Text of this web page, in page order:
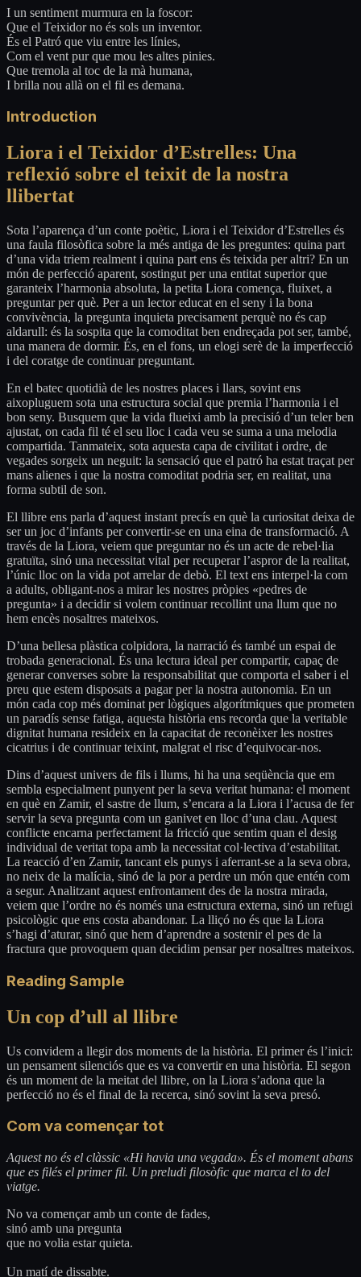
I un sentiment murmura en la foscor:
Que el Teixidor no és sols un inventor.
És el Patró que viu entre les línies,
Com el vent pur que mou les altes pinies.
Que tremola al toc de la mà humana,
I brilla nou allà on el fil es demana.
Introduction
Liora i el Teixidor d’Estrelles: Una
reflexió sobre el teixit de la nostra
llibertat
Sota l’aparença d’un conte poètic, Liora i el Teixidor d’Estrelles és
una faula filosòfica sobre la més antiga de les preguntes: quina part
d’una vida triem realment i quina part ens és teixida per altri? En un
món de perfecció aparent, sostingut per una entitat superior que
garanteix l’harmonia absoluta, la petita Liora comença, fluixet, a
preguntar per què. Per a un lector educat en el seny i la bona
convivència, la pregunta inquieta precisament perquè no és cap
aldarull: és la sospita que la comoditat ben endreçada pot ser, també,
una manera de dormir. És, en el fons, un elogi serè de la imperfecció
i del coratge de continuar preguntant.
En el batec quotidià de les nostres places i llars, sovint ens
aixopluguem sota una estructura social que premia l’harmonia i el
bon seny. Busquem que la vida flueixi amb la precisió d’un teler ben
ajustat, on cada fil té el seu lloc i cada veu se suma a una melodia
compartida. Tanmateix, sota aquesta capa de civilitat i ordre, de
vegades sorgeix un neguit: la sensació que el patró ha estat traçat per
mans alienes i que la nostra comoditat podria ser, en realitat, una
forma subtil de son.
El llibre ens parla d’aquest instant precís en què la curiositat deixa de
ser un joc d’infants per convertir-se en una eina de transformació. A
través de la Liora, veiem que preguntar no és un acte de rebel·lia
gratuïta, sinó una necessitat vital per recuperar l’aspror de la realitat,
l’únic lloc on la vida pot arrelar de debò. El text ens interpel·la com
a adults, obligant-nos a mirar les nostres pròpies «pedres de
pregunta» i a decidir si volem continuar recollint una llum que no
hem encès nosaltres mateixos.
D’una bellesa plàstica colpidora, la narració és també un espai de
trobada generacional. És una lectura ideal per compartir, capaç de
generar converses sobre la responsabilitat que comporta el saber i el
preu que estem disposats a pagar per la nostra autonomia. En un
món cada cop més dominat per lògiques algorítmiques que prometen
un paradís sense fatiga, aquesta història ens recorda que la veritable
dignitat humana resideix en la capacitat de reconèixer les nostres
cicatrius i de continuar teixint, malgrat el risc d’equivocar-nos.
Dins d’aquest univers de fils i llums, hi ha una seqüència que em
sembla especialment punyent per la seva veritat humana: el moment
en què en Zamir, el sastre de llum, s’encara a la Liora i l’acusa de fer
servir la seva pregunta com un ganivet en lloc d’una clau. Aquest
conflicte encarna perfectament la fricció que sentim quan el desig
individual de veritat topa amb la necessitat col·lectiva d’estabilitat.
La reacció d’en Zamir, tancant els punys i aferrant-se a la seva obra,
no neix de la malícia, sinó de la por a perdre un món que entén com
a segur. Analitzant aquest enfrontament des de la nostra mirada,
veiem que l’ordre no és només una estructura externa, sinó un refugi
psicològic que ens costa abandonar. La lliçó no és que la Liora
s’hagi d’aturar, sinó que hem d’aprendre a sostenir el pes de la
fractura que provoquem quan decidim pensar per nosaltres mateixos.
Reading Sample
Un cop d’ull al llibre
Us convidem a llegir dos moments de la història. El primer és l’inici:
un pensament silenciós que es va convertir en una història. El segon
és un moment de la meitat del llibre, on la Liora s’adona que la
perfecció no és el final de la recerca, sinó sovint la seva presó.
Com va començar tot
Aquest no és el clàssic «Hi havia una vegada». És el moment abans
que es filés el primer fil. Un preludi filosòfic que marca el to del
viatge.
No va començar amb un conte de fades,
sinó amb una pregunta
que no volia estar quieta.
Un matí de dissabte.